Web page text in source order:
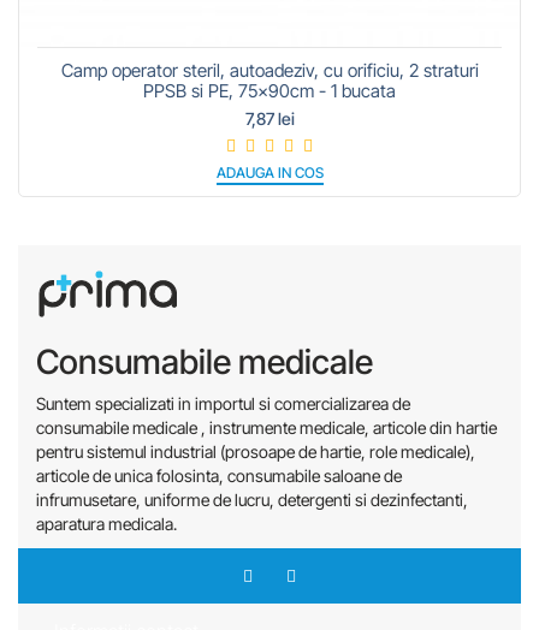
Camp operator steril, autoadeziv, cu orificiu, 2 straturi
PPSB si PE, 75x90cm - 1 bucata
7,87 lei
ADAUGA IN COS
Consumabile medicale
Suntem specializati in importul si comercializarea de
consumabile medicale , instrumente medicale, articole din hartie
pentru sistemul industrial (prosoape de hartie, role medicale),
articole de unica folosinta, consumabile saloane de
infrumusetare, uniforme de lucru, detergenti si dezinfectanti,
aparatura medicala.